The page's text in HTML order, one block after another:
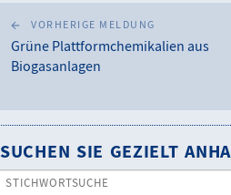
VORHERIGE MELDUNG
Grüne Plattformchemikalien aus
Biogasanlagen
SUCHEN SIE GEZIELT
STICHWORTSUCHE